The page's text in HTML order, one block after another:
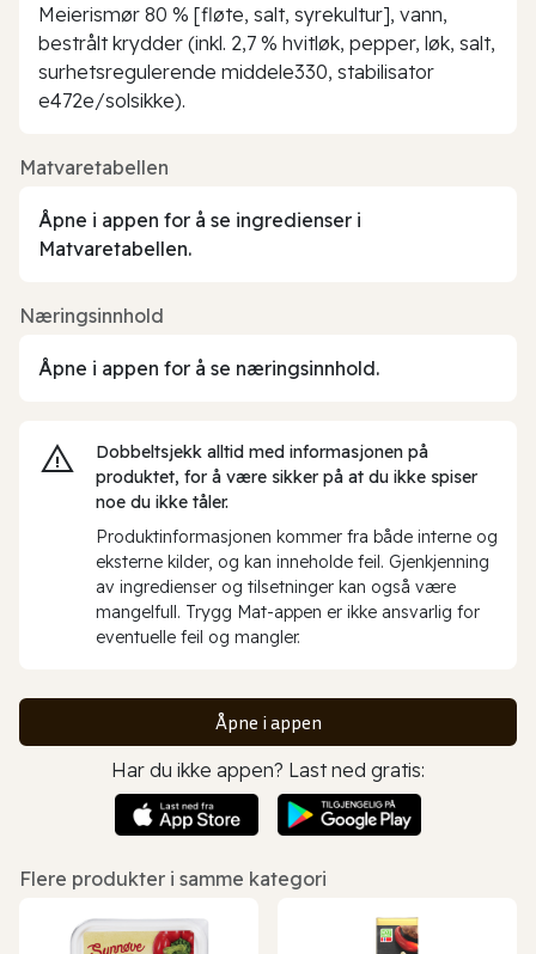
Meierismør 80 % [fløte, salt, syrekultur], vann,
bestrålt krydder (inkl. 2,7 % hvitløk, pepper, løk, salt,
surhetsregulerende middele330, stabilisator
e472e/solsikke).
Matvaretabellen
Åpne i appen for å se ingredienser i
Matvaretabellen.
Næringsinnhold
Åpne i appen for å se næringsinnhold.
Dobbeltsjekk alltid med informasjonen på
produktet, for å være sikker på at du ikke spiser
noe du ikke tåler.
Produktinformasjonen kommer fra både interne og
eksterne kilder, og kan inneholde feil. Gjenkjenning
av ingredienser og tilsetninger kan også være
mangelfull. Trygg Mat-appen er ikke ansvarlig for
eventuelle feil og mangler.
Åpne i appen
Har du ikke appen? Last ned gratis:
Flere produkter i samme kategori